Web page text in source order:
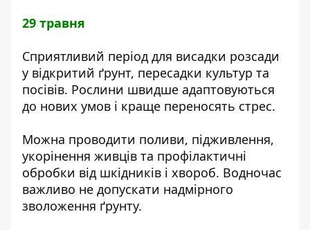
29 травня
Сприятливий період для висадки розсади
у відкритий ґрунт, пересадки культур та
посівів. Рослини швидше адаптовуються
до нових умов і краще переносять стрес.
Можна проводити поливи, підживлення,
укорінення живців та профілактичні
обробки від шкідників і хвороб. Водночас
важливо не допускати надмірного
зволоження ґрунту.